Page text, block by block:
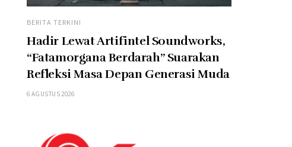
BERITA TERKINI
Hadir Lewat Artifintel Soundworks,
“Fatamorgana Berdarah” Suarakan
Refleksi Masa Depan Generasi Muda
6 AGUSTUS 2026